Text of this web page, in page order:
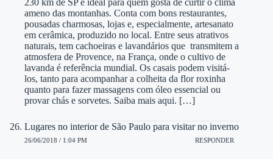
230 km de SP é ideal para quem gosta de curtir o clima
ameno das montanhas. Conta com bons restaurantes,
pousadas charmosas, lojas e, especialmente, artesanato
em cerâmica, produzido no local. Entre seus atrativos
naturais, tem cachoeiras e lavandários que transmitem a
atmosfera de Provence, na França, onde o cultivo de
lavanda é referência mundial. Os casais podem visitá-
los, tanto para acompanhar a colheita da flor roxinha
quanto para fazer massagens com óleo essencial ou
provar chás e sorvetes. Saiba mais aqui. […]
Lugares no interior de São Paulo para visitar no inverno
26/06/2018 / 1:04 PM RESPONDER